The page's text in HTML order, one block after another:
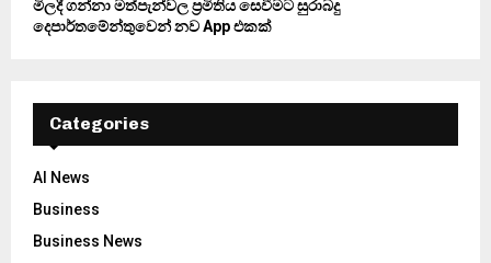
මිලදී ගන්නා මත්පැන්වල ප්‍රමිතිය සෙවීමට සුරාබදු
දෙපාර්තමේන්තුවෙන් නව App එකක්
Categories
AI News
Business
Business News